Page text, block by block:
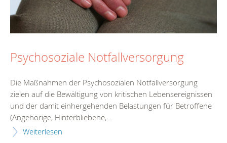
Psychosoziale Notfallversorgung
Die Maßnahmen der Psychosozialen Notfallversorgung
zielen auf die Bewältigung von kritischen Lebensereignissen
und der damit einhergehenden Belastungen für Betroffene
(Angehörige, Hinterbliebene,...
Weiterlesen